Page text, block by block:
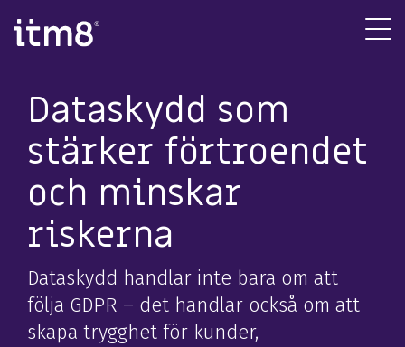
direkte
Dataskydd som
stärker förtroendet
och minskar
riskerna
Dataskydd handlar inte bara om att
följa GDPR – det handlar också om att
skapa trygghet för kunder,